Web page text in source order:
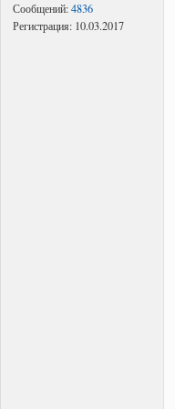
Сообщений:4836
Регистрация: 10.03.2017